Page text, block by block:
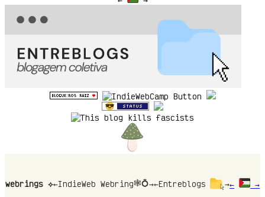
webrings ⟡←IndieWeb Webring🕸💍→←Entreblogs →← →